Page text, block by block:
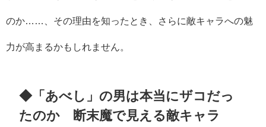
のか……、その理由を知ったとき、さらに敵キャラへの魅
力が高まるかもしれません。
◆「あべし」の男は本当にザコだっ
たのか 断末魔で見える敵キャラ